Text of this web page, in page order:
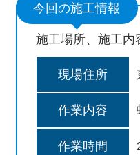
今回の施工情報
施工場所、施工内
現場住所
作業内容
作業時間